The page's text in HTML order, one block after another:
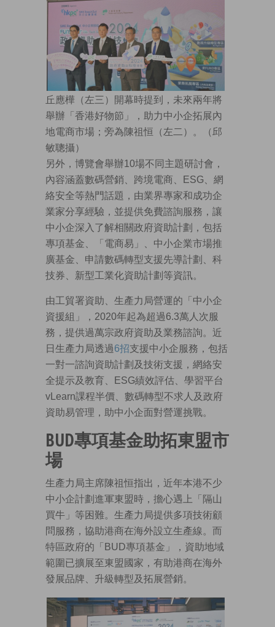
丘應樺（左三）開幕時提到，未來兩年將
舉辦「香港好物節」，助力中小企拓展內
地電商市場；旁為陳祖恒（左二）。（邱
敏聰攝）
另外，博覽會舉辦10場不同主題研討會，
內容涵蓋數碼營銷、跨境電商、ESG、網
絡安全等熱門話題，由業界專家和成功企
業家分享經驗，並提供免費諮詢服務，讓
中小企深入了解相關政府資助計劃，包括
專項基金、「電商易」、中小企業市場推
廣基金、申請數碼轉型支援先導計劃、科
技券、新型工業化資助計劃等資訊。
由工貿署資助、生產力局營運的「中小企
資援組」，2020年起為超過6.3萬人次服
務，提供過萬宗政府資助及業務諮詢。近
日生產力局透過6招支援中小企服務，包括
一對一諮詢資助計劃及技術支援，網絡安
全提示及教育、ESG績效評估、學習平台
vLearn課程半價、數碼轉型不求人及政府
資助易管理，助中小企面對營運挑戰。
BUD專項基金助拓東盟市
場
生產力局主席陳祖恒指出，近年本港不少
中小企計劃進軍東盟時，擔心遇上「隔山
買牛」等困難。生產力局提供多項技術顧
問服務，協助港商在海外設立生產線。而
特區政府的「BUD專項基金」，資助地域
範圍已擴展至東盟國家，有助港商在海外
發展品牌、升級轉型及拓展營銷。